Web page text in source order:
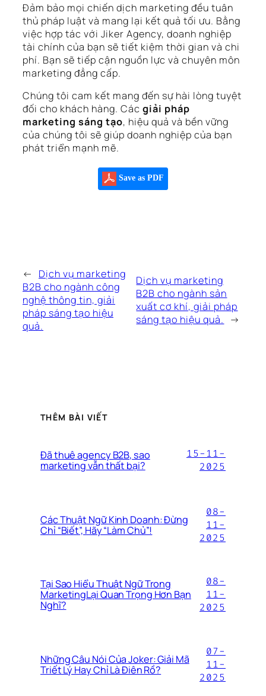
Đảm bảo mọi chiến dịch marketing đều tuân
thủ pháp luật và mang lại kết quả tối ưu. Bằng
việc hợp tác với Jiker Agency, doanh nghiệp
tài chính của bạn sẽ tiết kiệm thời gian và chi
phí. Bạn sẽ tiếp cận nguồn lực và chuyên môn
marketing đẳng cấp.
Chúng tôi cam kết mang đến sự hài lòng tuyệt
đối cho khách hàng. Các giải pháp
marketing sáng tạo, hiệu quả và bền vững
của chúng tôi sẽ giúp doanh nghiệp của bạn
phát triển mạnh mẽ.
Save as PDF
←
Dịch vụ marketing
B2B cho ngành công
nghệ thông tin, giải
pháp sáng tạo hiệu
quả.
Dịch vụ marketing
B2B cho ngành sản
xuất cơ khí, giải pháp
sáng tạo hiệu quả.
→
THÊM BÀI VIẾT
Đã thuê agency B2B, sao
marketing vẫn thất bại?
15-11-
2025
Các Thuật Ngữ Kinh Doanh: Đừng
Chỉ “Biết”, Hãy “Làm Chủ”!
08-
11-
2025
Tại Sao Hiểu Thuật Ngữ Trong
MarketingLại Quan Trọng Hơn Bạn
Nghĩ?
08-
11-
2025
Những Câu Nói Của Joker: Giải Mã
Triết Lý Hay Chỉ Là Điên Rồ?
07-
11-
2025